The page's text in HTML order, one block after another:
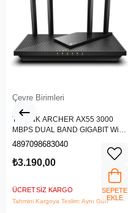
Çevre Birimleri
TP-LINK ARCHER AX55 3000
MBPS DUAL BAND GIGABIT Wi-Fi
6 ROUTER
4897098683040
₺3.190,00
ÜCRETSIZ KARGO
Tahmini Kargoya Teslim: Aynı Gün
SEPETE
EKLE